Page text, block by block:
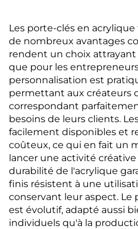
Les porte-clés en
de nombreux avantages
rendent un choix
que pour les
personnalisation est
permettant aux créateurs
correspondant
besoins de leurs clients.
facilement disponibles et
coûteux, ce qui en fait un
lancer une activité créative
durabilité de l'acrylique
finis résistent à une
conservant leur aspect. Le
est évolutif, adapté aussi
individuels qu'à la